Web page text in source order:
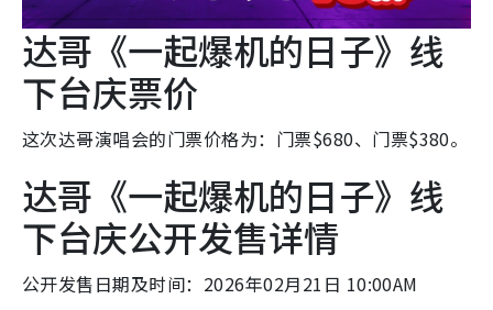
达哥《一起爆机的日子》线
下台庆票价
这次达哥演唱会的门票价格为：门票$680、门票$380。
达哥《一起爆机的日子》线
下台庆公开发售详情
公开发售日期及时间：2026年02月21日 10:00AM